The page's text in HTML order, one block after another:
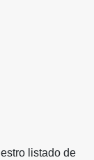
listado de